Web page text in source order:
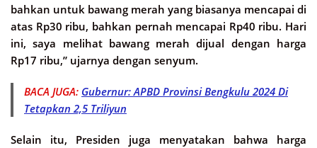
bahkan untuk bawang merah yang biasanya mencapai di
atas Rp30 ribu, bahkan pernah mencapai Rp40 ribu. Hari
ini, saya melihat bawang merah dijual dengan harga
Rp17 ribu,” ujarnya dengan senyum.
BACA JUGA: Gubernur: APBD Provinsi Bengkulu 2024 Di
Tetapkan 2,5 Triliyun
Selain itu, Presiden juga menyatakan bahwa harga